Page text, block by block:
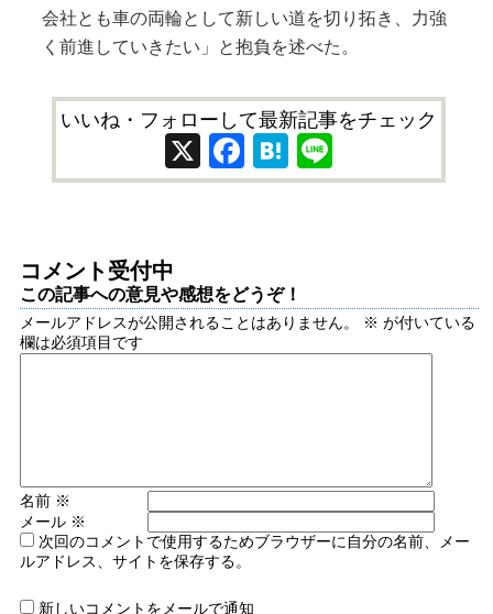
会社とも車の両輪として新しい道を切り拓き、力強
く前進していきたい」と抱負を述べた。
いいね・フォローして最新記事をチェック
X Facebook
Hatena
コメント受付中
この記事への意見や感想をどうぞ！
メールアドレスが公開されることはありません。 ※ が付いている
欄は必須項目です
名前 ※
メール ※
次回のコメントで使用するためブラウザーに自分の名前、メー
ルアドレス、サイトを保存する。
新しいコメントをメールで通知